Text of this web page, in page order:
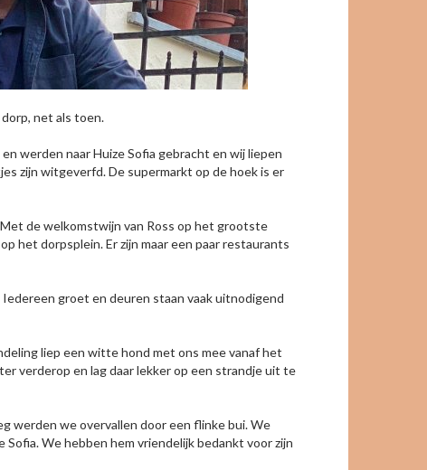
net als toen.
werden naar Huize Sofia gebracht en wij liepen
zijn witgeverfd. De supermarkt op de hoek is er
de welkomstwijn van Ross op het grootste
het dorpsplein. Er zijn maar een paar restaurants
groet en deuren staan vaak uitnodigend
liep een witte hond met ons mee vanaf het
verderop en lag daar lekker op een strandje uit te
werden we overvallen door een flinke bui. We
We hebben hem vriendelijk bedankt voor zijn